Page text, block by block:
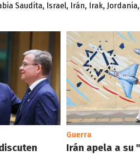
Saudita, Israel, Irán, Irak,
Guerra
Irán apela a su